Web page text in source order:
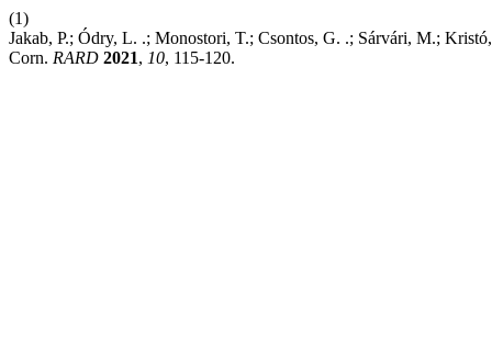
(1)
Jakab, P.; Ódry, L. .; Monostori, T.; Csontos, G. .; Sárvári, M.;
Corn. RARD 2021, 10, 115-120.